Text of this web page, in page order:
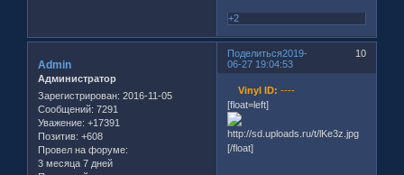
+2
Поделиться 10
2019-
06-27 19:04:53
Admin
Администратор
Зарегистрирован: 2016-11-05
Сообщений: 7291
Уважение: +17391
Позитив: +608
Провел на форуме:
3 месяца 7 дней
Vinyl ID: ----
[float=left]
[/float]